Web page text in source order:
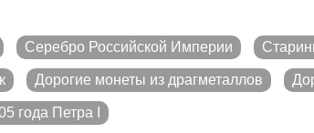
Серебро Российской Империи
Дорогие монеты из драгметаллов
года Петра I